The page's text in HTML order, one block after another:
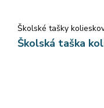
batoh tlačiť pred
na spodku vybavený
Školské tašky
Školská taška